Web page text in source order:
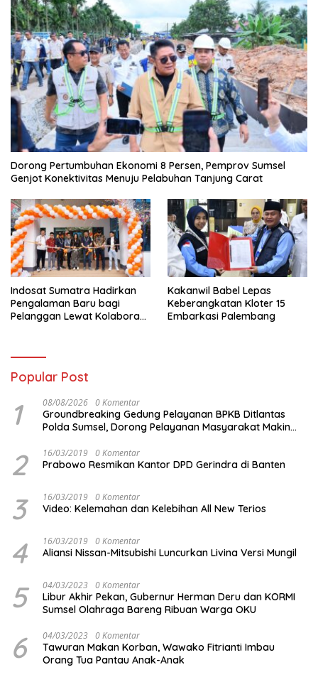
Dorong Pertumbuhan Ekonomi 8 Persen, Pemprov Sumsel
Genjot Konektivitas Menuju Pelabuhan Tanjung Carat
Indosat Sumatra Hadirkan
Pengalaman Baru bagi
Pelanggan Lewat Kolaborasi
Kakanwil Babel Lepas
Keberangkatan Kloter 15
Embarkasi Palembang
Popular Post
1 08/08/2026 0 Komentar
Groundbreaking Gedung Pelayanan BPKB Ditlantas
Polda Sumsel, Dorong Pelayanan Masyarakat Makin
2 16/03/2019 0 Komentar
Prabowo Resmikan Kantor DPD Gerindra di Banten
3 16/03/2019 0 Komentar
Video: Kelemahan dan Kelebihan All New Terios
4 16/03/2019 0 Komentar
Aliansi Nissan-Mitsubishi Luncurkan Livina Versi Mungil
5 04/03/2023 0 Komentar
Libur Akhir Pekan, Gubernur Herman Deru dan KORMI
Sumsel Olahraga Bareng Ribuan Warga OKU
6 04/03/2023 0 Komentar
Tawuran Makan Korban, Wawako Fitrianti Imbau
Orang Tua Pantau Anak-Anak